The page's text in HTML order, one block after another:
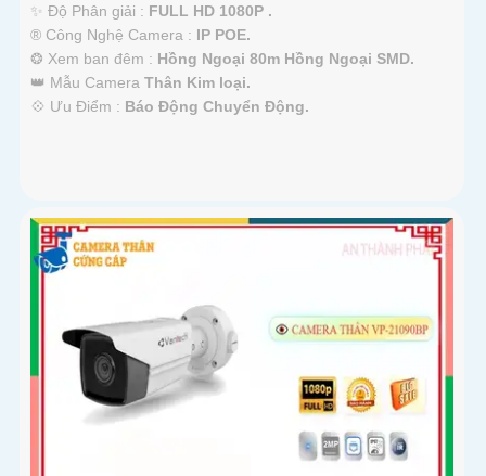
✨ Độ Phân giải : FULL HD 1080P .
®️ Công Nghệ Camera : IP POE.
❂ Xem ban đêm : Hồng Ngoại 80m Hồng Ngoại SMD.
👑 Mẫu Camera Thân Kim loại.
️💠 Ưu Điểm : Báo Động Chuyển Động.